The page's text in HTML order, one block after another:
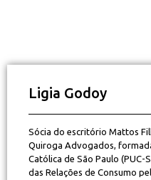
Ligia Godoy
Sócia do escritório Mattos
Quiroga Advogados,
Católica de São Paulo
das Relações de Consumo